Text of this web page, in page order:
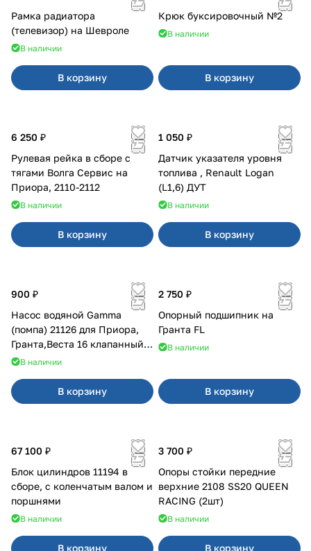
Рамка радиатора
(телевизор) на Шевроле
В наличии
В корзину
Крюк буксировочный №2
В наличии
В корзину
6 250 ₽
Рулевая рейка в сборе с
тягами Волга Сервис на
Приора, 2110-2112
В наличии
В корзину
1 050 ₽
Датчик указателя уровня
топлива , Renault Logan
(L1,6) ДУТ
В наличии
В корзину
900 ₽
Насос водяной Gamma
(помпа) 21126 для Приора,
Гранта,Веста 16 клапанный
двигатель.
В наличии
В корзину
2 750 ₽
Опорный подшипник на
Гранта FL
В наличии
В корзину
67 100 ₽
Блок цилиндров 11194 в
сборе, с коленчатым валом и
поршнями
В наличии
В корзину
3 700 ₽
Опоры стойки передние
верхние 2108 SS20 QUEEN
RACING (2шт)
В наличии
В корзину